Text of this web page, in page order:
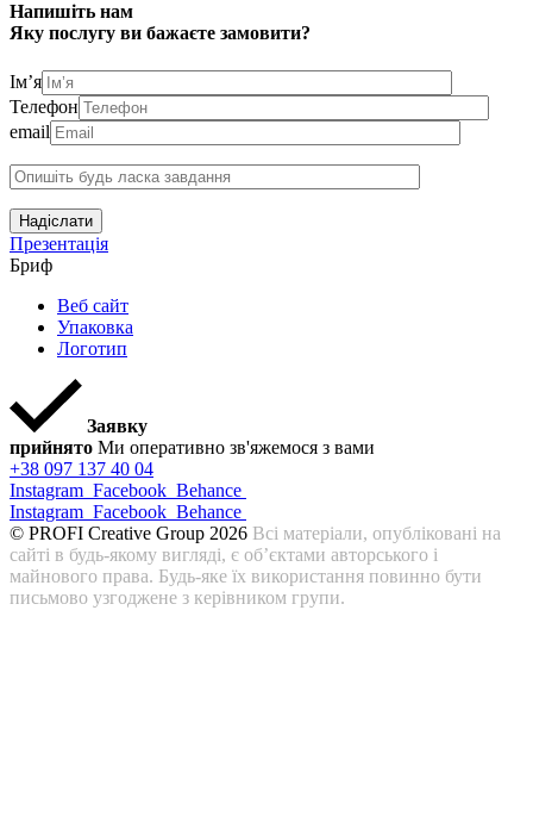
Напишіть нам
Яку послугу ви бажаєте замовити?
Ім’я
Телефон
email
Надіслати
Презентація
Бриф
Веб сайт
Упаковка
Логотип
Заявку
прийнято Ми оперативно зв'яжемося з вами
+38 097 137 40 04
Instagram Facebook Behance
Instagram Facebook Behance
© PROFI Creative Group 2026 Всі матеріали, опубліковані на
сайті в будь-якому вигляді, є об’єктами авторського і
майнового права. Будь-яке їх використання повинно бути
письмово узгоджене з керівником групи.